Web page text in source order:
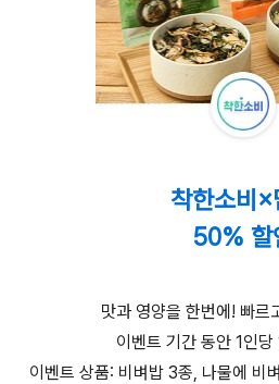
착한소비×
50% 할
맛과 영양을 한번에! 빠르
이벤트 기간 동안 1인당
이벤트 상품: 비벼밥 3종, 나물에 비